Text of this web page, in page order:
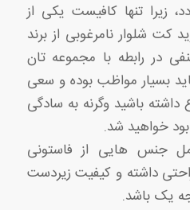
زیرا تنها کافیست یکی از
کت شلوار نامرغوبی از برند
در رابطه با مجموعه تان
بسیار مواظب بوده و سعی
باشید وگرنه به سادگی
خواهید شد.
جنس هایی از فاستونی
داشته و کیفیت زیردست
یک باشد.